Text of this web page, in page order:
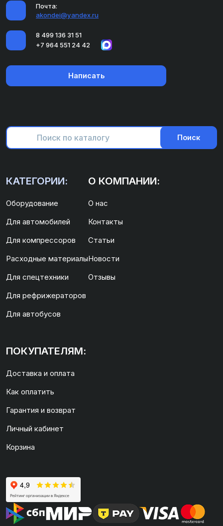
Почта:
akondei@yandex.ru
8 499 136 31 51
+7 964 551 24 42
Написать
Поиск
КАТЕГОРИИ:
Оборудование
Для автомобилей
Для компрессоров
Расходные материалы
Для спецтехники
Для рефрижераторов
Для автобусов
О КОМПАНИИ:
О нас
Контакты
Статьи
Новости
Отзывы
ПОКУПАТЕЛЯМ:
Доставка и оплата
Как оплатить
Гарантия и возврат
Личный кабинет
Корзина